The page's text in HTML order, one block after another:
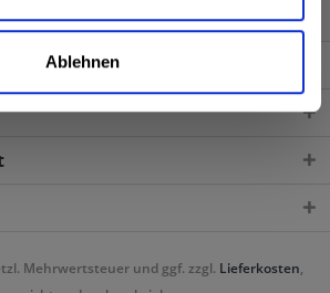
Ablehnen
Mehrwertsteuer und ggf. zzgl. Lieferkosten,